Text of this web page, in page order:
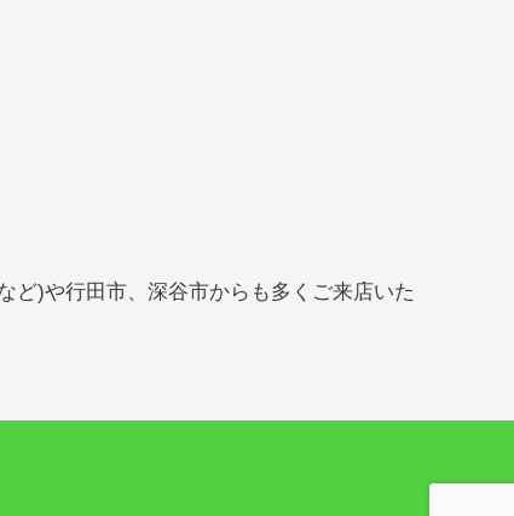
ど)や行田市、深谷市からも多くご来店いた